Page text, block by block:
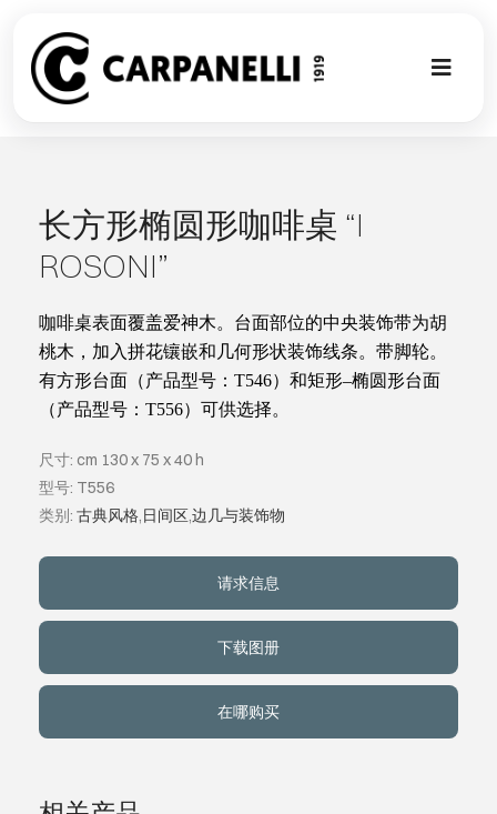
content
Toggle
古典风格
关于我们
事件
联系方式
长方形椭圆形咖啡桌 “I
ROSONI”
咖啡桌表面覆盖爱神木。台面部位的中央装饰带为胡
桃木，加入拼花镶嵌和几何形状装饰线条。带脚轮。
有方形台面（产品型号： T546）和矩形–椭圆形台面
（产品型号： T556）可供选择。
尺寸: cm 130 x 75 x 40 h
型号: T556
类别: 古典风格,日间区,边几与装饰物
请求信息
下载图册
在哪购买